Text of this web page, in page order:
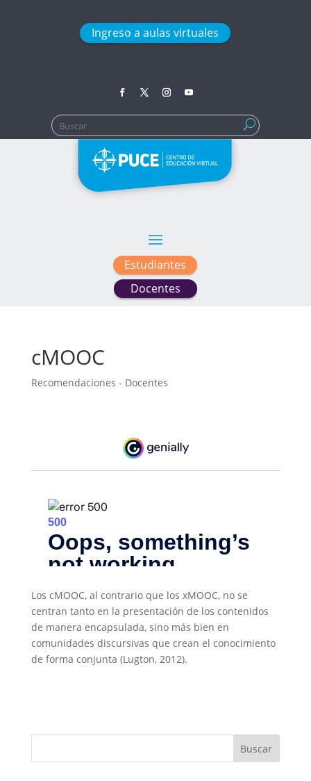
Ingreso a aulas virtuales
Buscar:
Estudiantes
Docentes
cMOOC
Recomendaciones - Docentes
Los cMOOC, al contrario que los xMOOC, no se
centran tanto en la presentación de los contenidos
de manera encapsulada, sino más bien en
comunidades discursivas que crean el conocimiento
de forma conjunta (Lugton, 2012).